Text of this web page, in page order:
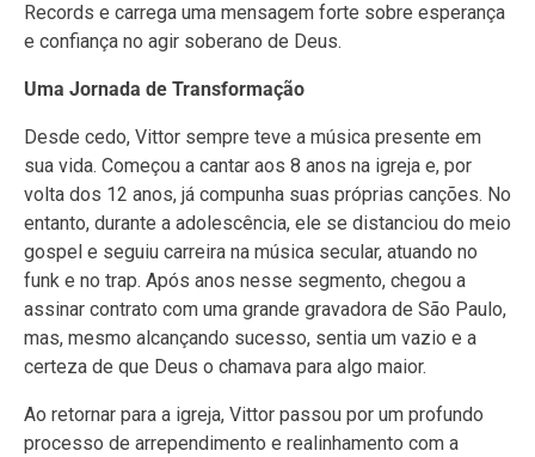
Records e carrega uma mensagem forte sobre esperança
e confiança no agir soberano de Deus.
Uma Jornada de Transformação
Desde cedo, Vittor sempre teve a música presente em
sua vida. Começou a cantar aos 8 anos na igreja e, por
volta dos 12 anos, já compunha suas próprias canções. No
entanto, durante a adolescência, ele se distanciou do meio
gospel e seguiu carreira na música secular, atuando no
funk e no trap. Após anos nesse segmento, chegou a
assinar contrato com uma grande gravadora de São Paulo,
mas, mesmo alcançando sucesso, sentia um vazio e a
certeza de que Deus o chamava para algo maior.
Ao retornar para a igreja, Vittor passou por um profundo
processo de arrependimento e realinhamento com a